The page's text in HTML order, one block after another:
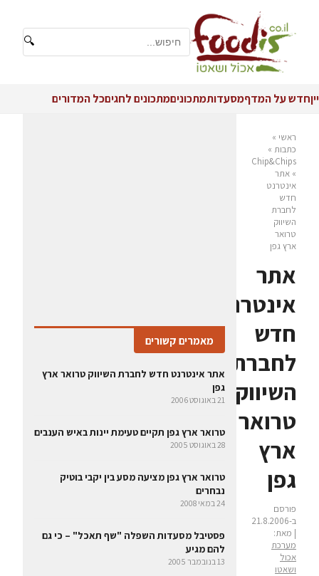
🔍
ייןחדש על המדףמסעדותמתכוניםמתכונים לחגיםכל המדורים
ראשי »
כתבות »
Chip&Chips
» אתר
אינטרנט
חדש
לחברת
השיווק
טרואר
ארץ גפן
אתר
אינטרנט
חדש
לחברת
השיווק
טרואר
ארץ
גפן
פורסם
ב-21.8.2006
| מאת:
מערכת
אכול
ושאטו
מאמרים קשורים
אתר אינטרנט חדש לחברת השיווק טרואר ארץ
גפן
21 באוגוסט 2006
טרואר ארץ גפן תקיים טעימת יינות באיש הענבים
28 באוגוסט 2005
טרואר ארץ גפן מציעה מסע בין יקבי בוטיק
נבחרים
24 במאי 2008
פסטיבל מסעדות השפלה "שף תאכל" – כי גם
להם מגיע
13 בנובמבר 2005